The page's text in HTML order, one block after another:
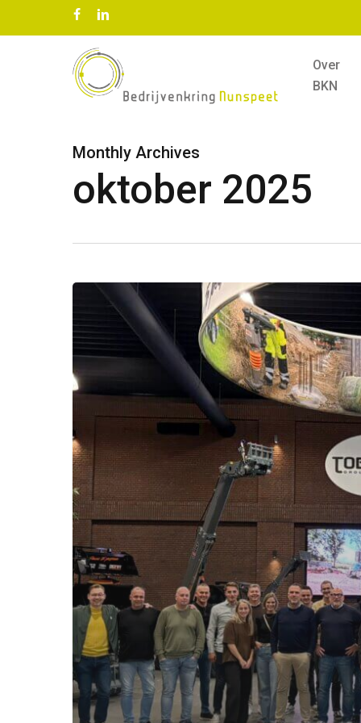
to
facebook
linkedin
Over
BKN
Monthly Archives
oktober 2025